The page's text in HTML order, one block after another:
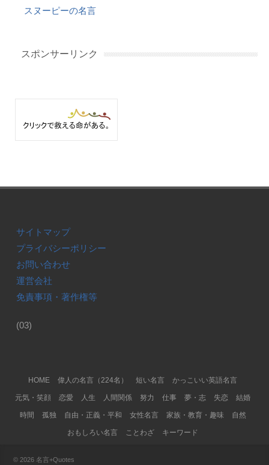
スヌーピーの名言
スポンサーリンク
サイトマップ
プライバシーポリシー
お問い合わせ
運営会社
免責事項・著作権等
(03)
Footer Menu
HOME 偉人の名言（224名） 短い名言 かっこいい英語名言
元気・笑顔 恋愛 人生 人間関係 努力 仕事 夢・志 失恋 結婚
時間 孤独 自由・正義・平和 女性名言 家族・教育・趣味 自然
おもしろい名言 ことわざ キーワード
© 2026 名言+Quotes